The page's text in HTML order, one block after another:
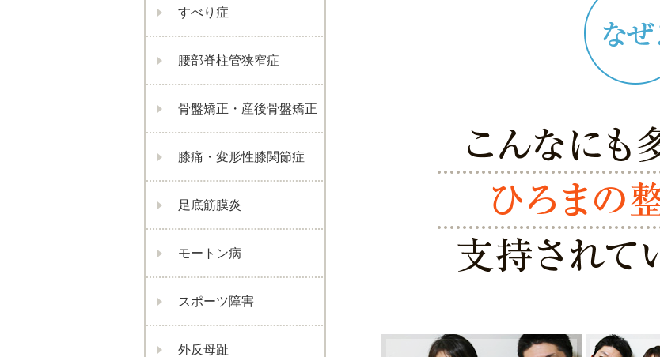
すべり症
腰部脊柱管狭窄症
骨盤矯正・産後骨盤矯正
膝痛・変形性膝関節症
足底筋膜炎
モートン病
スポーツ障害
外反母趾